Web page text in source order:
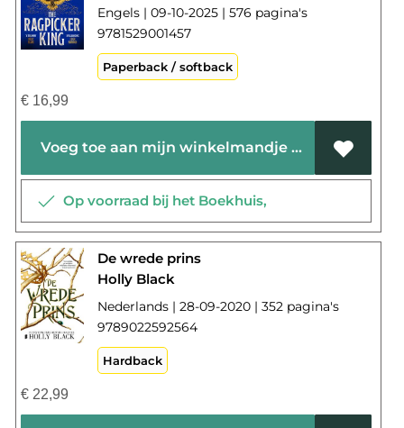
Engels | 09-10-2025 | 576 pagina's
9781529001457
Paperback / softback
€16,99
Voeg toe aan mijn winkelmandje
Op voorraad bij het Boekhuis,
De wrede prins
Holly Black
Nederlands | 28-09-2020 | 352 pagina's
9789022592564
Hardback
€22,99